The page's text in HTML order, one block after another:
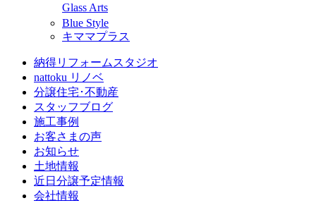
Glass Arts
Blue Style
キママプラス
納得リフォームスタジオ
nattoku リノベ
分譲住宅･不動産
スタッフブログ
施工事例
お客さまの声
お知らせ
土地情報
近日分譲予定情報
会社情報